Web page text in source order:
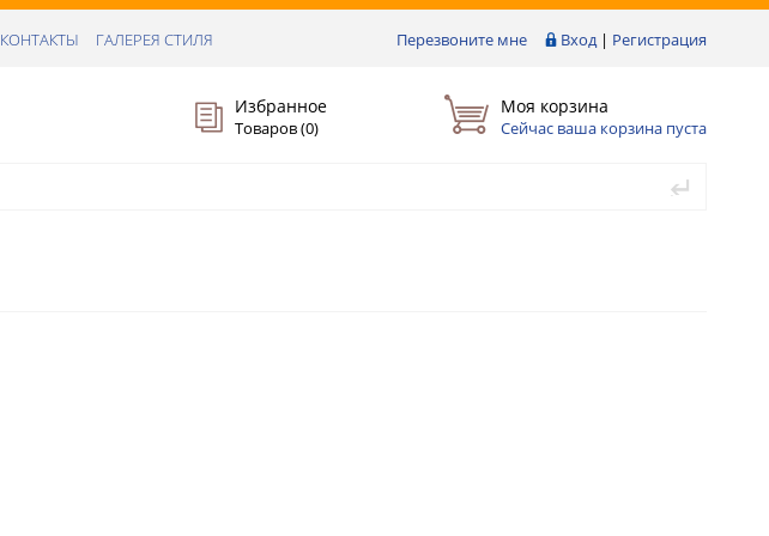
Перезвоните мне Вход | Регистрация
КОНТАКТЫ ГАЛЕРЕЯ СТИЛЯ
Избранное
Товаров (0)
Моя корзина
Сейчас ваша корзина пуста